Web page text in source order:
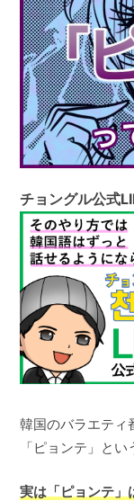
チョングル公式
韓国のバラエティ
「ピョンテ」とい
実は「ピョンテ」